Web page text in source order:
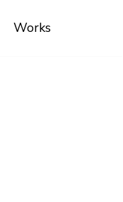
Works